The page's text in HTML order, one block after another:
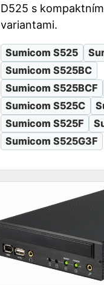
D525 s
variantami.
Sumicom S525
Sumicom S525BC
Sumicom S525BCF
Sumicom S525C
Sumicom S525F
Sumicom S525G3F